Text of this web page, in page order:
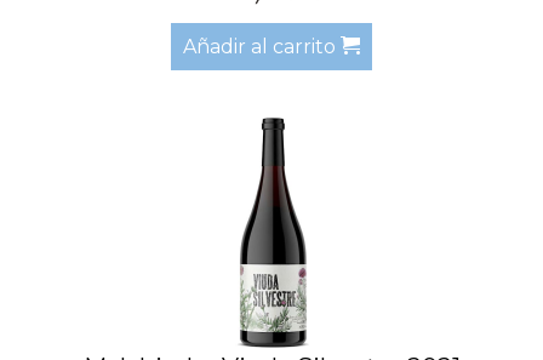
Añadir al carrito